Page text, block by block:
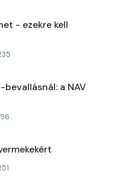
- ezekre kell
a NAV